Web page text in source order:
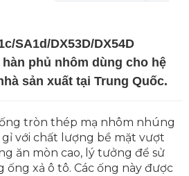
SA1d/DX53D/DX54D
hàn phủ nhôm dùng cho hệ
sản xuất tại Trung Quốc.
tròn thép mạ nhôm nhúng
với chất lượng bề mặt vượt
ăn mòn cao, lý tưởng để sử
xả ô tô. Các ống này được